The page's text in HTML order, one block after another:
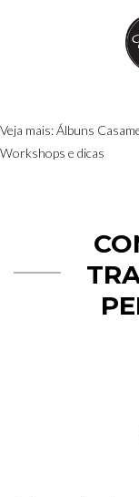
Veja mais:Álbuns
Workshops e dicas